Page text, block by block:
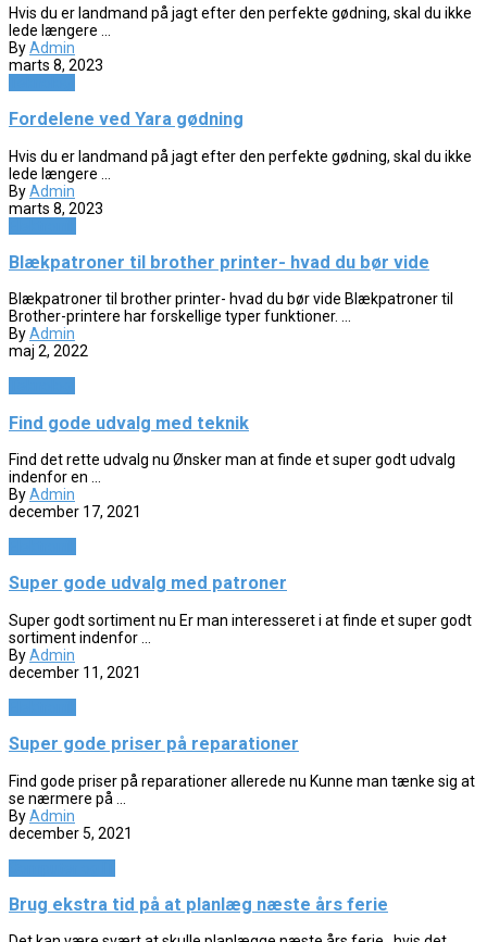
Hvis du er landmand på jagt efter den perfekte gødning, skal du ikke
lede længere ...
ByAdmin
marts 8, 2023
Fordelene ved Yara gødning
Hvis du er landmand på jagt efter den perfekte gødning, skal du ikke
lede længere ...
ByAdmin
marts 8, 2023
Blækpatroner til brother printer- hvad du bør vide
Blækpatroner til brother printer- hvad du bør vide Blækpatroner til
Brother-printere har forskellige typer funktioner. ...
ByAdmin
maj 2, 2022
Find gode udvalg med teknik
Find det rette udvalg nu Ønsker man at finde et super godt udvalg
indenfor en ...
ByAdmin
december 17, 2021
Super gode udvalg med patroner
Super godt sortiment nu Er man interesseret i at finde et super godt
sortiment indenfor ...
ByAdmin
december 11, 2021
Super gode priser på reparationer
Find gode priser på reparationer allerede nu Kunne man tænke sig at
se nærmere på ...
ByAdmin
december 5, 2021
Brug ekstra tid på at planlæg næste års ferie